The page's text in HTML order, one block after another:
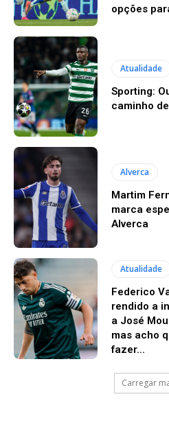
opções
Atualidade
Sporting:
caminho
Alverca
Martim
marca
Alverca
Atualidade
Federico
rendido a
a José
mas acho
fazer...
Carregar